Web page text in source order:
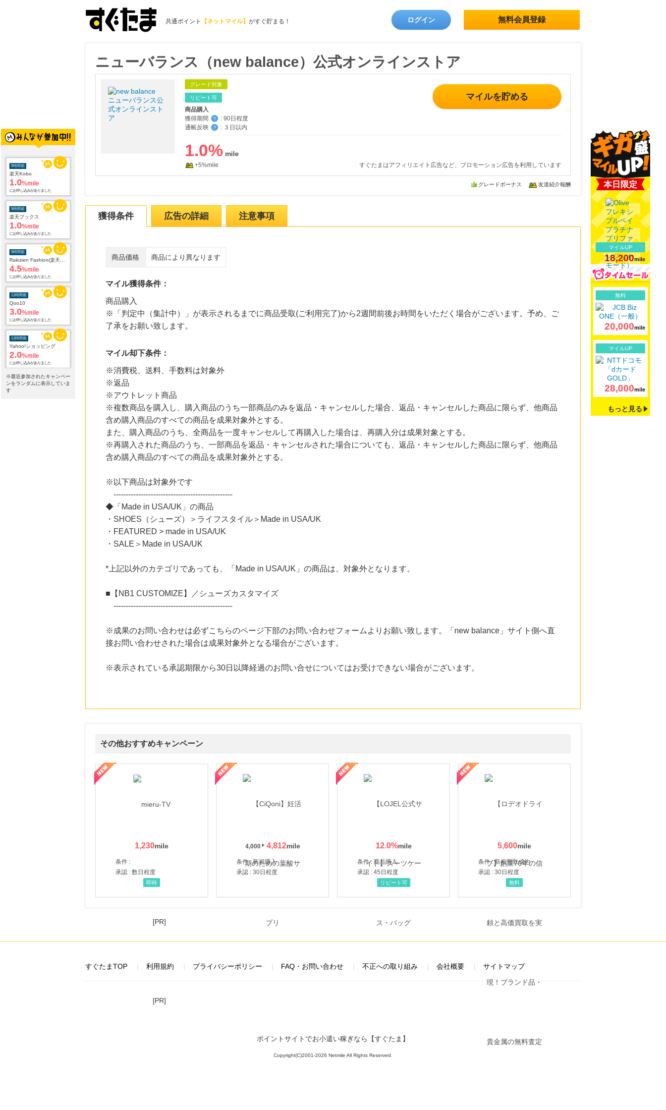
共通ポイント 【ネットマイル】 がすぐ貯まる！ ログイン 無料会員登録
楽天Kobo
1.0
にお申し込みがありました
楽天ブックス
1.0
にお申し込みがありました
Rakuten Fashion(楽天ファッション)
4.5
にお申し込みがありました
Qoo10
3.0
にお申し込みがありました
Yahoo!ショッピング
2.0
にお申し込みがありました
14時間前
ブックオフオンライン販売
※最近参加されたキャンペー
ンをランダムに表示していま
す
ニューバランス（new balance）公式オンラインストア
グレード対象
リピート可
商品購入
獲得期間
？ : 90日程度
通帳反映
？ : ３日以内
マイルを貯める
1.0%
+5%mile すぐたまはアフィリエイト広告など、プロモーション広告を利用しています
グレードボーナス 友達紹介報酬
獲得条件 広告の詳細 注意事項
商品価格 商品により異なります
マイル獲得条件：
商品購入
※「判定中（集計中）」が表示されるまでに商品受取(ご利用完了)から2週間前後お時間をいただく場合がございます。予め、ご
了承をお願い致します。
マイル却下条件：
※消費税、送料、手数料は対象外
※返品
※アウトレット商品
※複数商品を購入し、購入商品のうち一部商品のみを返品・キャンセルした場合、返品・キャンセルした商品に限らず、他商品
含め購入商品のすべての商品を成果対象外とする。
また、購入商品のうち、全商品を一度キャンセルして再購入した場合は、再購入分は成果対象とする。
※再購入された商品のうち、一部商品を返品・キャンセルされた場合についても、返品・キャンセルした商品に限らず、他商品
含め購入商品のすべての商品を成果対象外とする。
※以下商品は対象外です
------------------------------------------------
◆「Made in USA/UK」の商品
・SHOES（シューズ）＞ライフスタイル＞Made in USA/UK
・FEATURED > made in USA/UK
・SALE＞Made in USA/UK
*上記以外のカテゴリであっても、「Made in USA/UK」の商品は、対象外となります。
■【NB1 CUSTOMIZE】／シューズカスタマイズ
------------------------------------------------
※成果のお問い合わせは必ずこちらのページ下部のお問い合わせフォームよりお願い致します。「new balance」サイト側へ直
接お問い合わせされた場合は成果対象外となる場合がございます。
※表示されている承認期限から30日以降経過のお問い合せについてはお受けできない場合がございます。
その他おすすめキャンペーン
1,230
条件 :
承認 : 数日程度
即時
4,000 4,812
条件 : 新規購入
承認 : 30日程度
12.0%
条件 : 商品購入
承認 : 45日程度
【LOJEL公式サイト】スーツケース・バッグ
リピート可
5,600
条件 : 新規買取成約
承認 : 30日程度
【ロデオドライブ】創業70年の信頼と高価買取を実現！ブランド品・貴金属の無料査定
無料
本日限定
マイルUP
18,200mile
無料
20,000mile
マイルUP
28,000mile
もっと見る
[PR]
すぐたまTOP 利用規約 プライバシーポリシー FAQ・お問い合わせ 不正への取り組み 会社概要 サイトマップ
[PR]
ポイントサイトでお小遣い稼ぎなら【すぐたま】
Copyright(C)2001-2026 Netmile All Rights Reserved.